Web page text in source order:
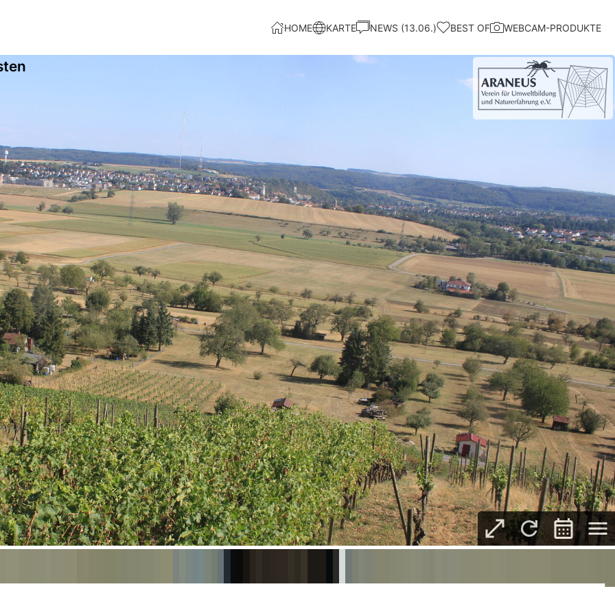
HOME KARTE NEWS (13.06.) BEST OF WEBCAM-PRODUKTE